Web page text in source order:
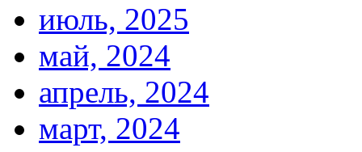
июль, 2025
май, 2024
апрель, 2024
март, 2024